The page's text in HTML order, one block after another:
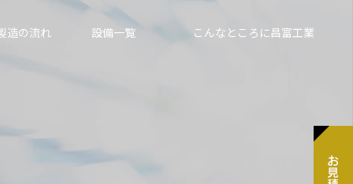
造の流れ 設備一覧 こんなところに昌富工業